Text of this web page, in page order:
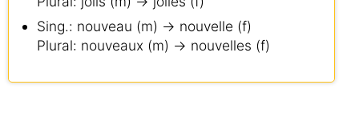
Sing.: nouveau (m) → nouvelle (f)
Plural: nouveaux (m) → nouvelles (f)